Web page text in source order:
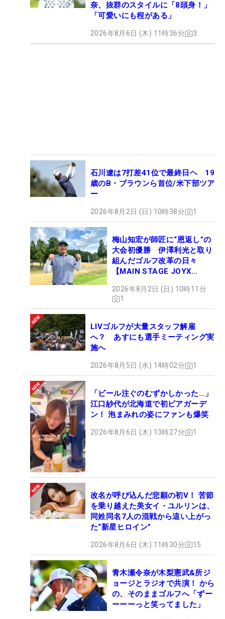
奈、抜群のスタイルに「8頭身！」
「可愛いにも程がある」
2026年8月6日 (木) 11時36分 3
石川遼は7打差41位で最終日ヘ 19
歳のB・ブラウンら首位/米下部ツア
ー
2026年8月2日 (日) 10時38分 1
梅山知宏が師匠に“恩返し”の
大会初優勝 伊澤利光と取り
組んだゴルフ改革の日々
【MAIN STAGE JOYX
2026年8月2日 (日) 10時11分
1
LIVゴルフが大量スタッフ解雇
へ？ あすにも選手ミーティング実
施へ
2026年8月5日 (水) 14時02分 1
「ビール注ぐのむずかしかった…」
江口紗代が北海道で初ビアガーデ
ン！ 泡まみれの姿にファンも爆笑
2026年8月6日 (木) 13時27分 1
改名が呼び込んだ悲願の初V！ 苦節
を乗り越えた美女イ・ユルリンは、
同姓同名7人の混戦から這い上がっ
た“新星ヒロイン”
2026年8月6日 (木) 11時30分 15
青木瀬令奈が木梨憲武&所ジ
ョージとラジオで共演！ から
の、そのままゴルフへ「ずー
ーーーっと笑ってました」